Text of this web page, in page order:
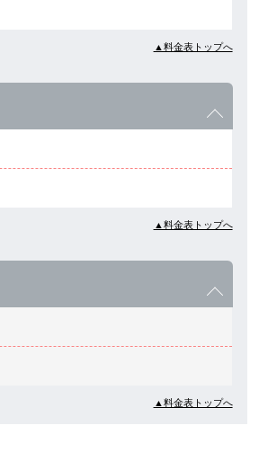
▲料金表トップへ
▲料金表トップへ
▲料金表トップへ